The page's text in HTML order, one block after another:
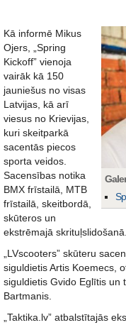
Kā informē Mikus
Ojers, „Spring
Kickoff” vienoja
vairāk kā 150
jauniešus no visas
Latvijas, kā arī
viesus no Krievijas,
kuri skeitparkā
sacentās piecos
sporta veidos.
Sacensības notika
BMX frīstailā, MTB
frīstailā, skeitbordā,
skūteros un
ekstrēmajā skrituļslidošanā.
„LVscooters” skūteru
siguldietis Artis Koemecs,
siguldietis Gvido Eglītis un
Bartmanis.
„Taktika.lv” atbalstītajās